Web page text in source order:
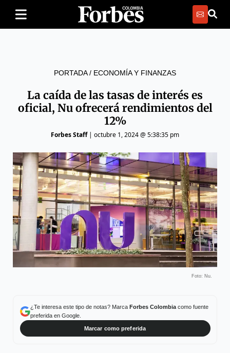
PORTADA/ ECONOMÍA Y FINANZAS
La caída de las tasas de interés es
oficial, Nu ofrecerá rendimientos del
12%
Forbes Staff| octubre 1, 2024 @ 5:38:35 pm
Foto: Nu.
¿Te interesa este tipo de notas? Marca Forbes Colombiacomo fuente
preferida en Google.
Marcar como preferida